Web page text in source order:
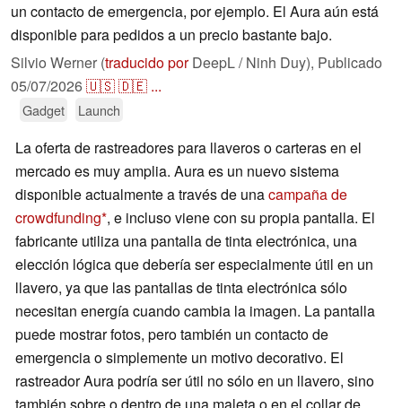
un contacto de emergencia, por ejemplo. El Aura aún está
disponible para pedidos a un precio bastante bajo.
Silvio Werner (traducido porDeepL / Ninh Duy), Publicado
05/07/2026🇺🇸🇩🇪 ...
Gadget Launch
La oferta de rastreadores para llaveros o carteras en el
mercado es muy amplia. Aura es un nuevo sistema
disponible actualmente a través de unacampaña de
crowdfunding , e incluso viene con su propia pantalla. El
fabricante utiliza una pantalla de tinta electrónica, una
elección lógica que debería ser especialmente útil en un
llavero, ya que las pantallas de tinta electrónica sólo
necesitan energía cuando cambia la imagen. La pantalla
puede mostrar fotos, pero también un contacto de
emergencia o simplemente un motivo decorativo. El
rastreador Aura podría ser útil no sólo en un llavero, sino